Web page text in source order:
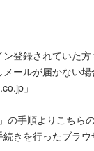
登録されていた
ールが届かない
」
手順よりこちら
きを行ったブラ